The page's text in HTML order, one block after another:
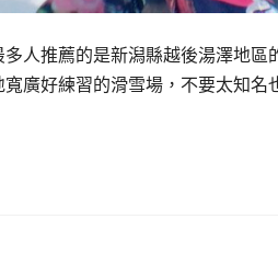
人推薦的是新潟縣越後湯澤地
廣好練習的滑雪場，不要太知名